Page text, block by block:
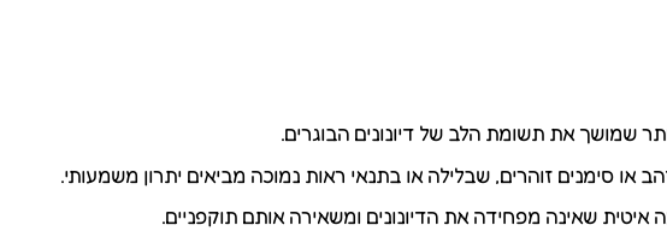
שמושך את תשומת הלב של דיונונים הבוגרים.
שאינה מפחידה את הדיונונים ומשאירה אותם תוקפניים.